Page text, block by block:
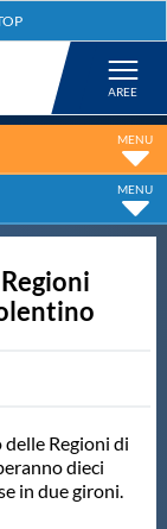
Regioni di
dieci
in due gironi.